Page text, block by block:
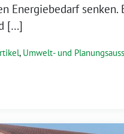
Energiebedarf
[…]
, Umwelt- und